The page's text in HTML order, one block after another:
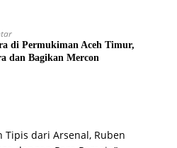
di Permukiman Aceh Timur,
dan Bagikan Mercon